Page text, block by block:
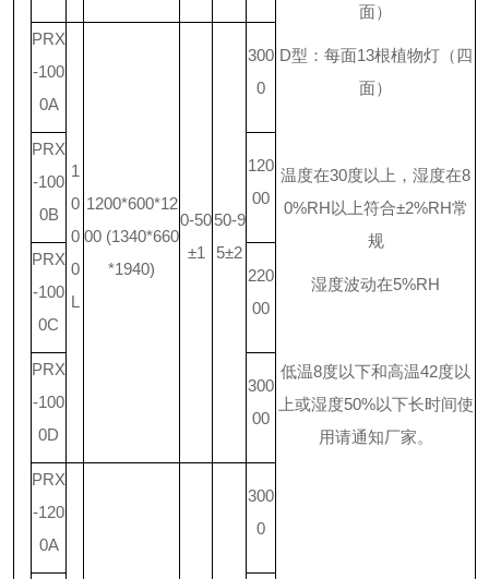
面）
D型：每面13根植物灯（四
面）
温度在30度以上，湿度在8
0%RH以上符合±2%RH常
规
湿度波动在5%RH
低温8度以下和高温42度以
上或湿度50%以下长时间使
用请通知厂家。
PRX
-100
0A
1
0
0
0
L
1200*600*12
00 (1340*660
*1940)
0-50
±1
50-9
5±2
300
0
PRX
-100
0B
120
00
PRX
-100
0C
220
00
PRX
-100
0D
300
00
PRX
-120
0A
300
0